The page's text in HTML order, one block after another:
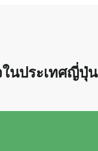
ในประเทศญี่ปุ่น